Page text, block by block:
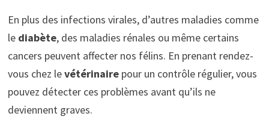
En plus des infections virales, d’autres maladies comme
le diabète, des maladies rénales ou même certains
cancers peuvent affecter nos félins. En prenant rendez-
vous chez levétérinairepour un contrôle régulier, vous
pouvez détecter ces problèmes avant qu’ils ne
deviennent graves.